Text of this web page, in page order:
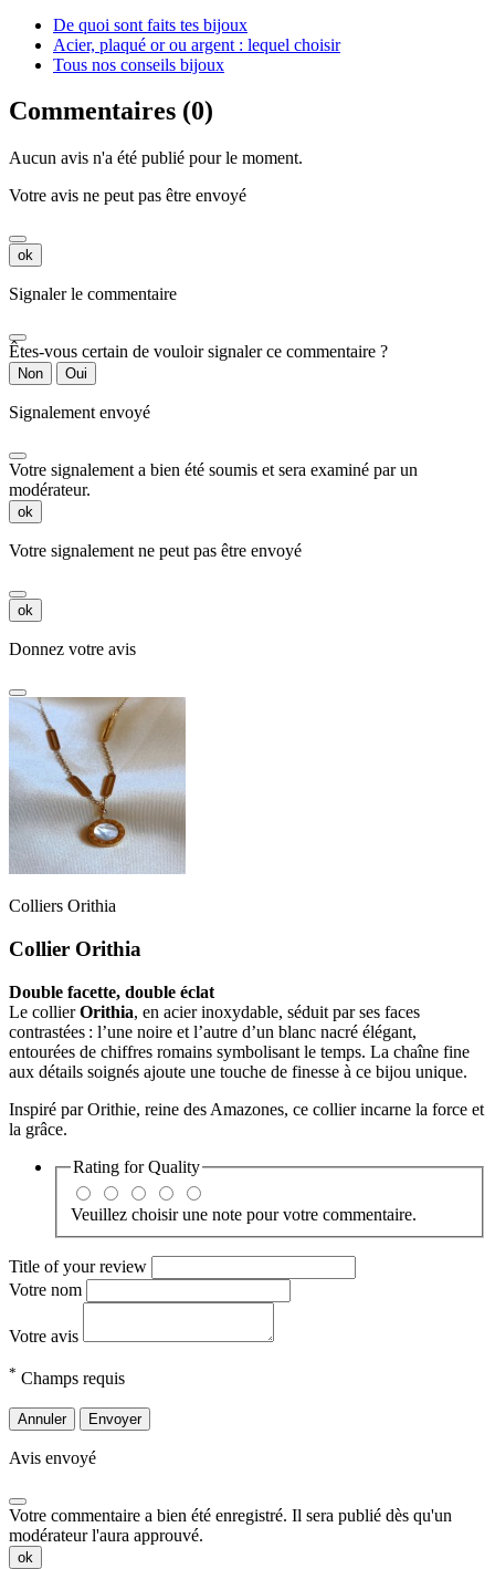
De quoi sont faits tes bijoux
Acier, plaqué or ou argent : lequel choisir
Tous nos conseils bijoux
Commentaires (0)
Aucun avis n'a été publié pour le moment.
Votre avis ne peut pas être envoyé
ok
Signaler le commentaire
Êtes-vous certain de vouloir signaler ce commentaire ?
Non Oui
Signalement envoyé
Votre signalement a bien été soumis et sera examiné par un
modérateur.
ok
Votre signalement ne peut pas être envoyé
ok
Donnez votre avis
Colliers Orithia
Collier Orithia
Double facette, double éclat
Le collierOrithia, en acier inoxydable, séduit par ses faces
contrastées : l’une noire et l’autre d’un blanc nacré élégant,
entourées de chiffres romains symbolisant le temps. La chaîne fine
aux détails soignés ajoute une touche de finesse à ce bijou unique.
Inspiré par Orithie, reine des Amazones, ce collier incarne la force et
la grâce.
Rating forQuality
Veuillez choisir une note pour votre commentaire.
Title of your review
Votre nom
Votre avis
* Champs requis
Annuler Envoyer
Avis envoyé
Votre commentaire a bien été enregistré. Il sera publié dès qu'un
modérateur l'aura approuvé.
ok